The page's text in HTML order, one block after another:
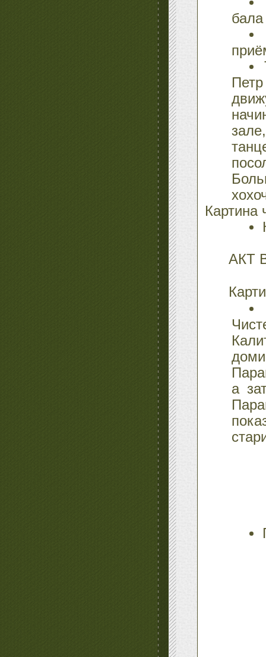
Картина
АКТ
а